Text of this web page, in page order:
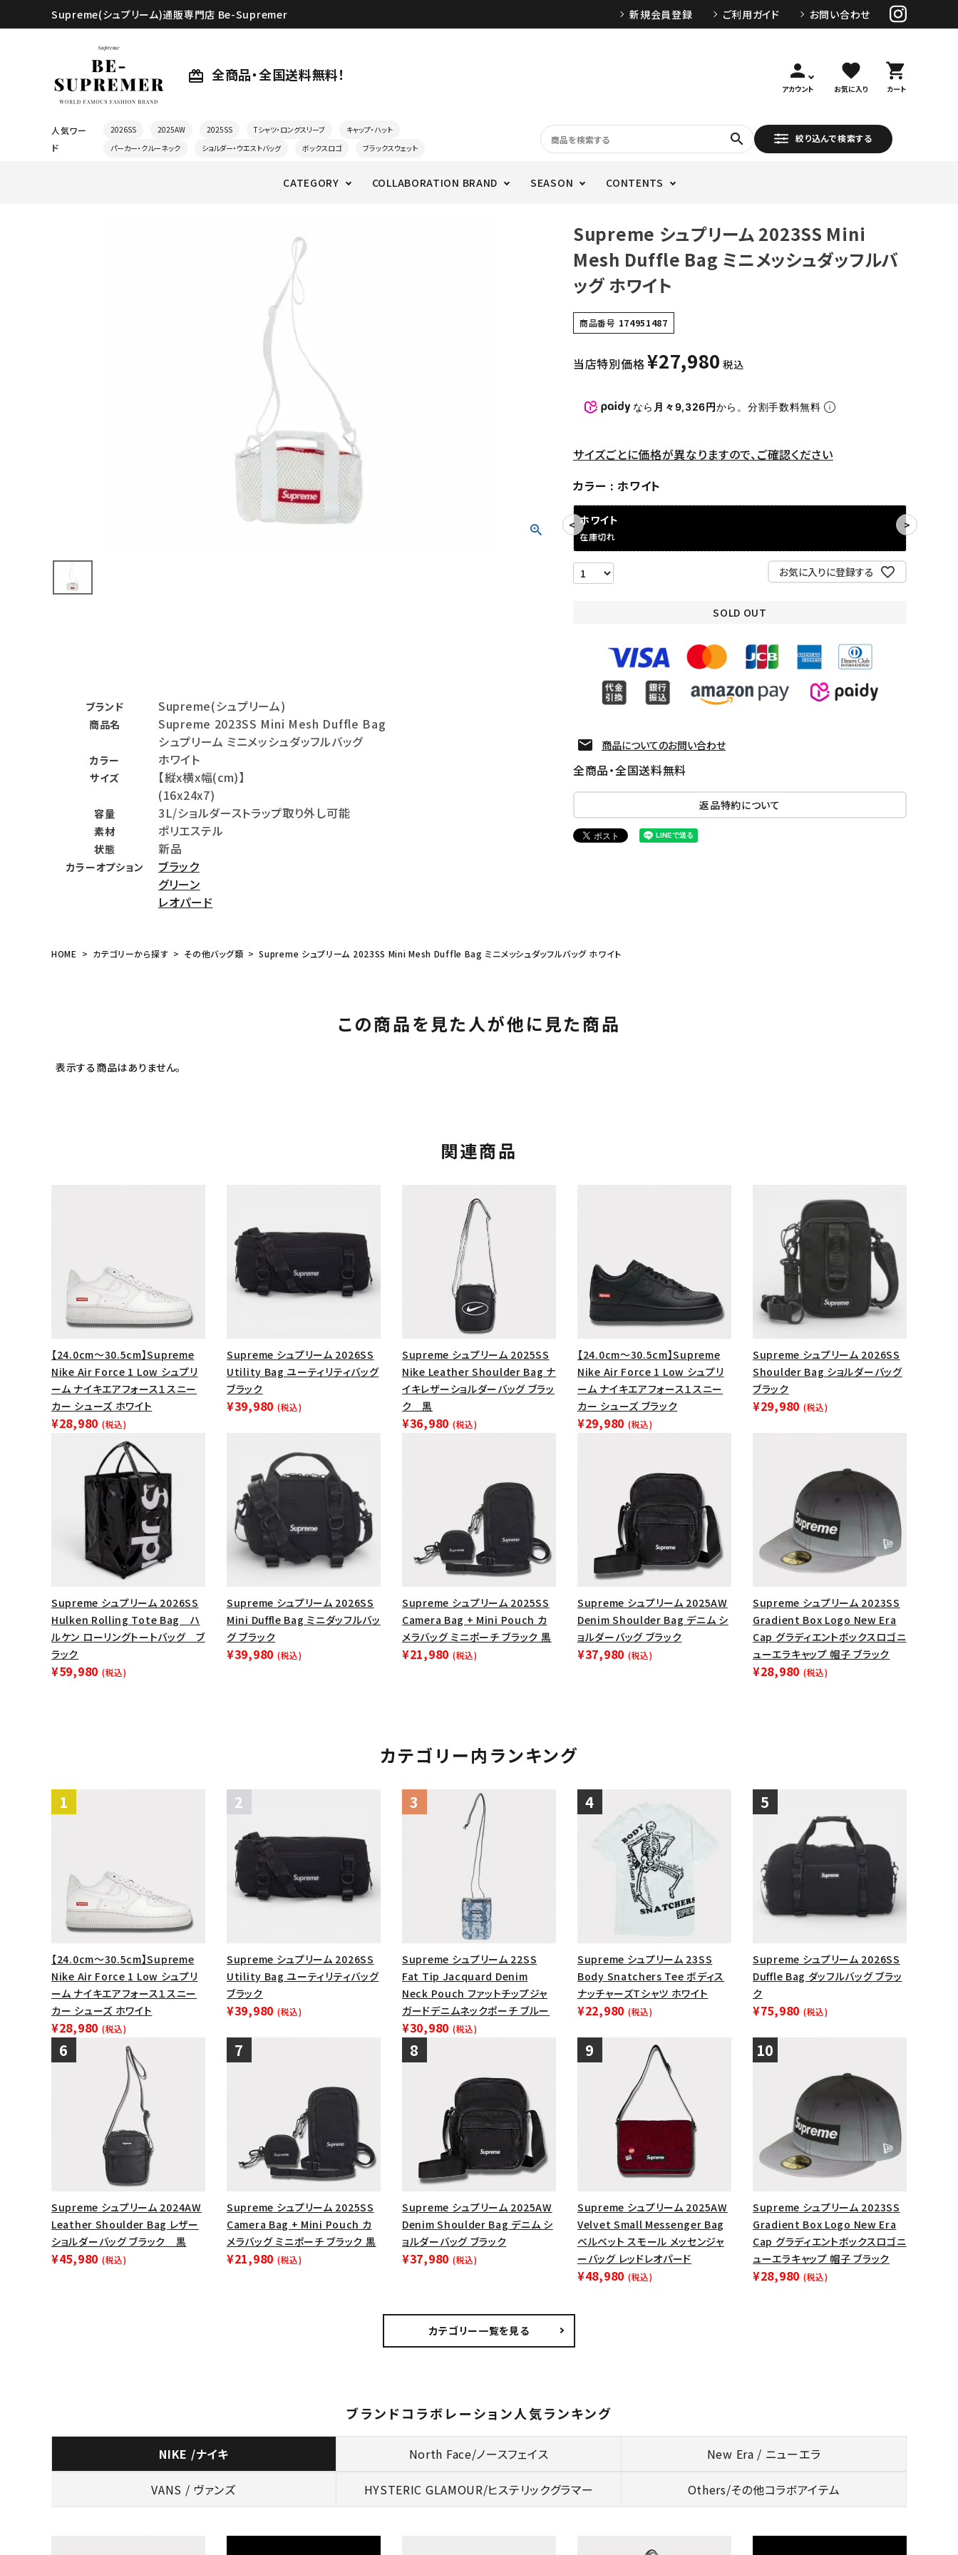
Supreme(シュプリーム)通販専門店 Be-Supremer 新規会員登録 ご利用ガイド お問い合わせ
card_giftcard 全商品・全国送料無料！ person
アカウント
favorite
お気に入り
shopping_cart
カート
人気ワー
ド
2026SS 2025AW 2025SS Tシャツ・ロングスリーブ
キャップ・ハット
パーカー・クルーネック
ショルダー・ウエストバッグ ボックスロゴ ブラックスウェット
search 絞り込んで検索する
CATEGORY COLLABORATION BRAND SEASON CONTENTS
キーワードから探す
カテゴリーから探す コラボレーションブランドから探す
シーズンから探す 価格から探す
円 ～ 円
人気ワード
Tシャツ・ロングスリーブ
キャップ・ハット
パーカー・クルーネック
ショルダー・ウエストバッグ
ブラックスウェット
ジャケット・アウター
スニーカー・ブーツ
COLLABORATION BRAND
ブランド Supreme(シュプリーム)
商品名
Supreme 2023SS Mini Mesh Duffle Bag
シュプリーム ミニメッシュダッフルバッグ
カラー ホワイト
サイズ
【縦x横x幅(cm)】
(16x24x7)
容量 3L/ショルダーストラップ取り外し可能
素材 ポリエステル
状態 新品
カラーオプション
ブラック
グリーン
レオパード
Supreme シュプリーム 2023SS Mini
Mesh Duffle Bag ミニメッシュダッフルバ
ッグ ホワイト
商品番号 174951487
当店特別価格¥27,980 税込
なら 月々9,326円から。分割手数料無料
サイズごとに価格が異なりますので、ご確認ください
カラー
ホワイト
ホワイト
在庫切れ
お気に入りに登録する
SOLD OUT
商品についてのお問い合わせ
全商品・全国送料無料
返品特約について
HOME カテゴリーから探す その他バッグ類 Supreme シュプリーム 2023SS Mini Mesh Duffle Bag ミニメッシュダッフルバッグ ホワイト
この商品を見た人が他に見た商品
表示する商品はありません。
関連商品
【24.0cm～30.5cm】Supreme
Nike Air Force 1 Low シュプリ
ーム ナイキエアフォース１スニー
カー シューズ ホワイト
¥28,980 (税込)
Supreme シュプリーム 2026SS
Utility Bag ユーティリティバッグ
ブラック
¥39,980 (税込)
Supreme シュプリーム 2025SS
Nike Leather Shoulder Bag ナ
イキレザーショルダーバッグ ブラッ
ク 黒
¥36,980 (税込)
【24.0cm～30.5cm】Supreme
Nike Air Force 1 Low シュプリ
ーム ナイキエアフォース１スニー
カー シューズ ブラック
¥29,980 (税込)
Supreme シュプリーム 2026SS
Shoulder Bag ショルダーバッグ
ブラック
¥29,980 (税込)
Supreme シュプリーム 2026SS
Hulken Rolling Tote Bag ハ
ルケン ローリングトートバッグ ブ
ラック
¥59,980 (税込)
Supreme シュプリーム 2026SS
Mini Duffle Bag ミニダッフルバッ
グ ブラック
¥39,980 (税込)
Supreme シュプリーム 2025SS
Camera Bag + Mini Pouch カ
メラバッグ ミニポーチ ブラック 黒
¥21,980 (税込)
Supreme シュプリーム 2025AW
Denim Shoulder Bag デニム シ
ョルダーバッグ ブラック
¥37,980 (税込)
Supreme シュプリーム 2023SS
Gradient Box Logo New Era
Cap グラディエントボックスロゴニ
ューエラキャップ 帽子 ブラック
¥28,980 (税込)
カテゴリー内ランキング
【24.0cm～30.5cm】Supreme
Nike Air Force 1 Low シュプリ
ーム ナイキエアフォース１スニー
カー シューズ ホワイト
¥28,980 (税込)
Supreme シュプリーム 2026SS
Utility Bag ユーティリティバッグ
ブラック
¥39,980 (税込)
Supreme シュプリーム 22SS
Fat Tip Jacquard Denim
Neck Pouch ファットチップジャ
ガードデニムネックポーチ ブルー
¥30,980 (税込)
Supreme シュプリーム 23SS
Body Snatchers Tee ボディス
ナッチャーズTシャツ ホワイト
¥22,980 (税込)
Supreme シュプリーム 2026SS
Duffle Bag ダッフルバッグ ブラッ
ク
¥75,980 (税込)
Supreme シュプリーム 2024AW
Leather Shoulder Bag レザー
ショルダーバッグ ブラック 黒
¥45,980 (税込)
Supreme シュプリーム 2025SS
Camera Bag + Mini Pouch カ
メラバッグ ミニポーチ ブラック 黒
¥21,980 (税込)
Supreme シュプリーム 2025AW
Denim Shoulder Bag デニム シ
ョルダーバッグ ブラック
¥37,980 (税込)
Supreme シュプリーム 2025AW
Velvet Small Messenger Bag
ベルベット スモール メッセンジャ
ーバッグ レッドレオパード
¥48,980 (税込)
Supreme シュプリーム 2023SS
Gradient Box Logo New Era
Cap グラディエントボックスロゴニ
ューエラキャップ 帽子 ブラック
¥28,980 (税込)
カテゴリー一覧を見る
ブランドコラボレーション人気ランキング
NIKE /ナイキ North Face/ノースフェイス New Era / ニューエラ
VANS / ヴァンズ HYSTERIC GLAMOUR/ヒステリックグラマー Others/その他コラボアイテム